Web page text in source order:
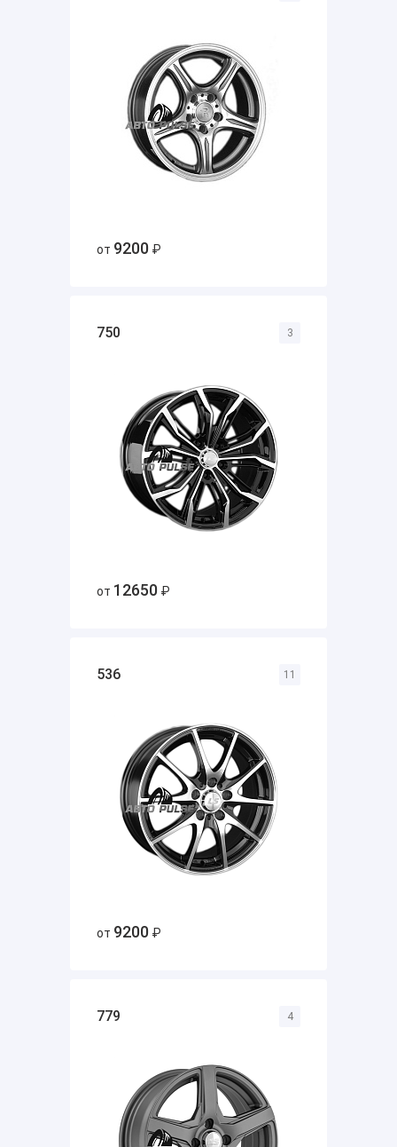
от 9200 ₽
750
от 12650 ₽
3
536
от 9200 ₽
11
779 4